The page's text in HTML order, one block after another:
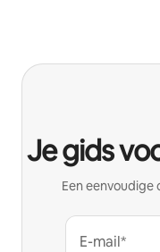
Je gids
Een
E-mail*